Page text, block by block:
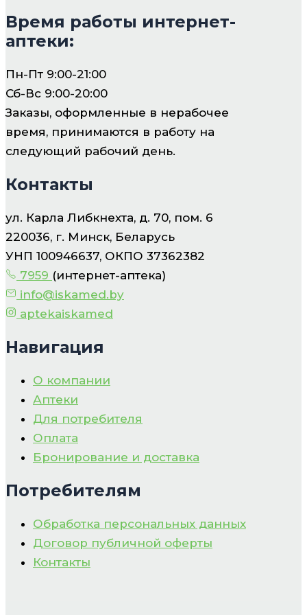
Время работы интернет-
аптеки:
Пн-Пт 9:00-21:00
Сб-Вс 9:00-20:00
Заказы, оформленные в нерабочее
время, принимаются в работу на
следующий рабочий день.
Контакты
ул. Карла Либкнехта, д. 70, пом. 6
220036, г. Минск, Беларусь
УНП 100946637, ОКПО 37362382
7959 (интернет-аптека)
info@iskamed.by
aptekaiskamed
Навигация
О компании
Аптеки
Для потребителя
Оплата
Бронирование и доставка
Потребителям
Обработка персональных данных
Договор публичной оферты
Контакты